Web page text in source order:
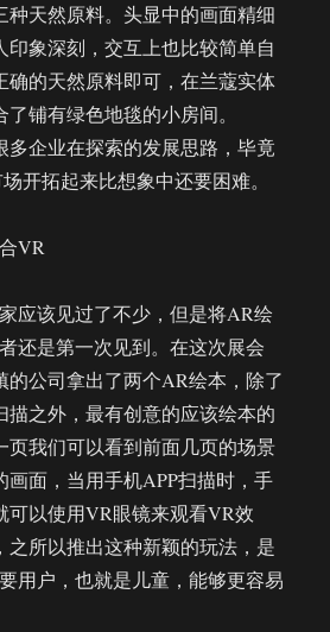
种天然原料。头显中的画面精细
印象深刻，交互上也比较简单自
确的天然原料即可，在兰蔻实体
铺有绿色地毯的小房间。
多企业在探索的发展思路，毕竟
开拓起来比想象中还要困难。
VR
应该见过了不少，但是将AR绘
还是第一次见到。在这次展会
的公司拿出了两个AR绘本，除了
描之外，最有创意的应该绘本的
页我们可以看到前面几页的场景
画面，当用手机APP扫描时，手
可以使用VR眼镜来观看VR效
之所以推出这种新颖的玩法，是
用户，也就是儿童，能够更容易